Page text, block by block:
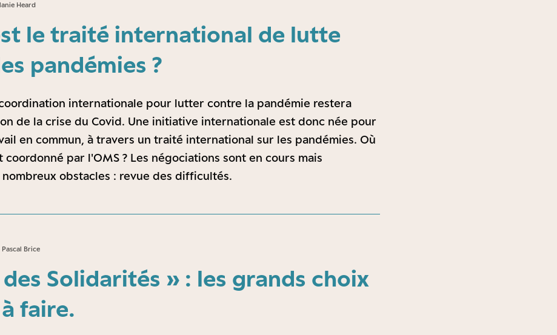
Heard
le traité international de lutte
pandémies ?
internationale pour lutter contre la pandémie restera
de la crise du Covid. Une initiative internationale est donc née pour
en commun, à travers un traité international sur les pandémies. Où
par l'OMS ? Les négociations sont en cours mais
obstacles : revue des difficultés.
Brice
Solidarités » : les grands choix
faire.